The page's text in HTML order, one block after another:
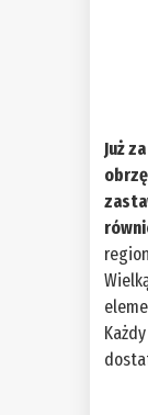
Już